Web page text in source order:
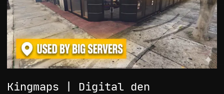
Kingmaps | Digital den